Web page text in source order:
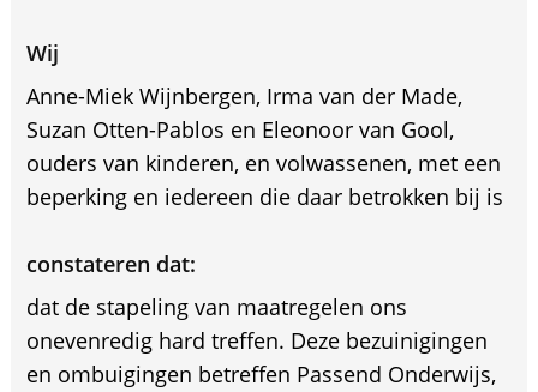
Wij
Anne-Miek Wijnbergen, Irma van der Made,
Suzan Otten-Pablos en Eleonoor van Gool,
ouders van kinderen, en volwassenen, met een
beperking en iedereen die daar betrokken bij is
constateren dat:
dat de stapeling van maatregelen ons
onevenredig hard treffen. Deze bezuinigingen
en ombuigingen betreffen Passend Onderwijs,